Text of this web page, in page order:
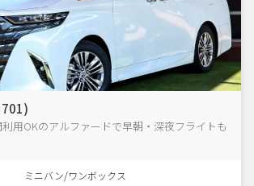
用OKのアルファードで早朝・深夜フライトも
ミニバン/ワンボックス